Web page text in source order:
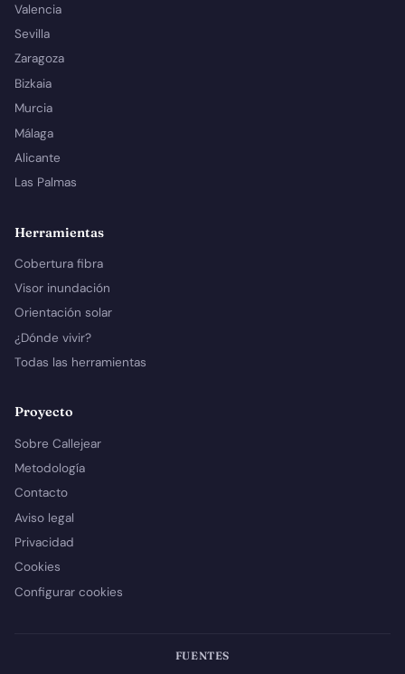
Valencia
Sevilla
Zaragoza
Bizkaia
Murcia
Málaga
Alicante
Las Palmas
Herramientas
Cobertura fibra
Visor inundación
Orientación solar
¿Dónde vivir?
Todas las herramientas
Proyecto
Sobre Callejear
Metodología
Contacto
Aviso legal
Privacidad
Cookies
Configurar cookies
FUENTES